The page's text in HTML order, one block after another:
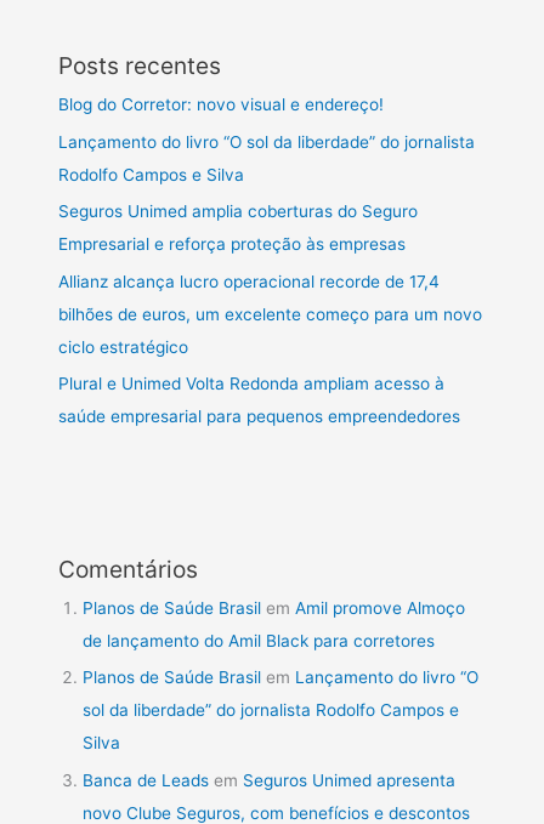
Posts recentes
Blog do Corretor: novo visual e endereço!
Lançamento do livro “O sol da liberdade” do jornalista
Rodolfo Campos e Silva
Seguros Unimed amplia coberturas do Seguro
Empresarial e reforça proteção às empresas
Allianz alcança lucro operacional recorde de 17,4
bilhões de euros, um excelente começo para um novo
ciclo estratégico
Plural e Unimed Volta Redonda ampliam acesso à
saúde empresarial para pequenos empreendedores
Comentários
Planos de Saúde Brasil emAmil promove Almoço
de lançamento do Amil Black para corretores
Planos de Saúde Brasil em Lançamento do livro “O
sol da liberdade” do jornalista Rodolfo Campos e
Silva
Banca de Leads em Seguros Unimed apresenta
novo Clube Seguros, com benefícios e descontos